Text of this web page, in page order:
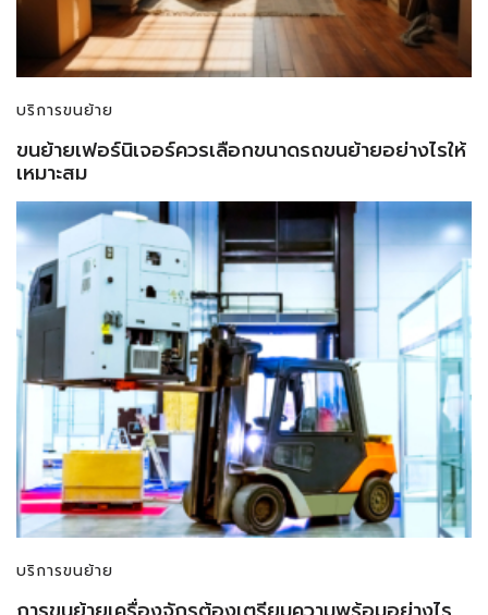
บริการขนย้าย
ขนย้ายเฟอร์นิเจอร์ควรเลือกขนาดรถขนย้ายอย่างไรให้
เหมาะสม
บริการขนย้าย